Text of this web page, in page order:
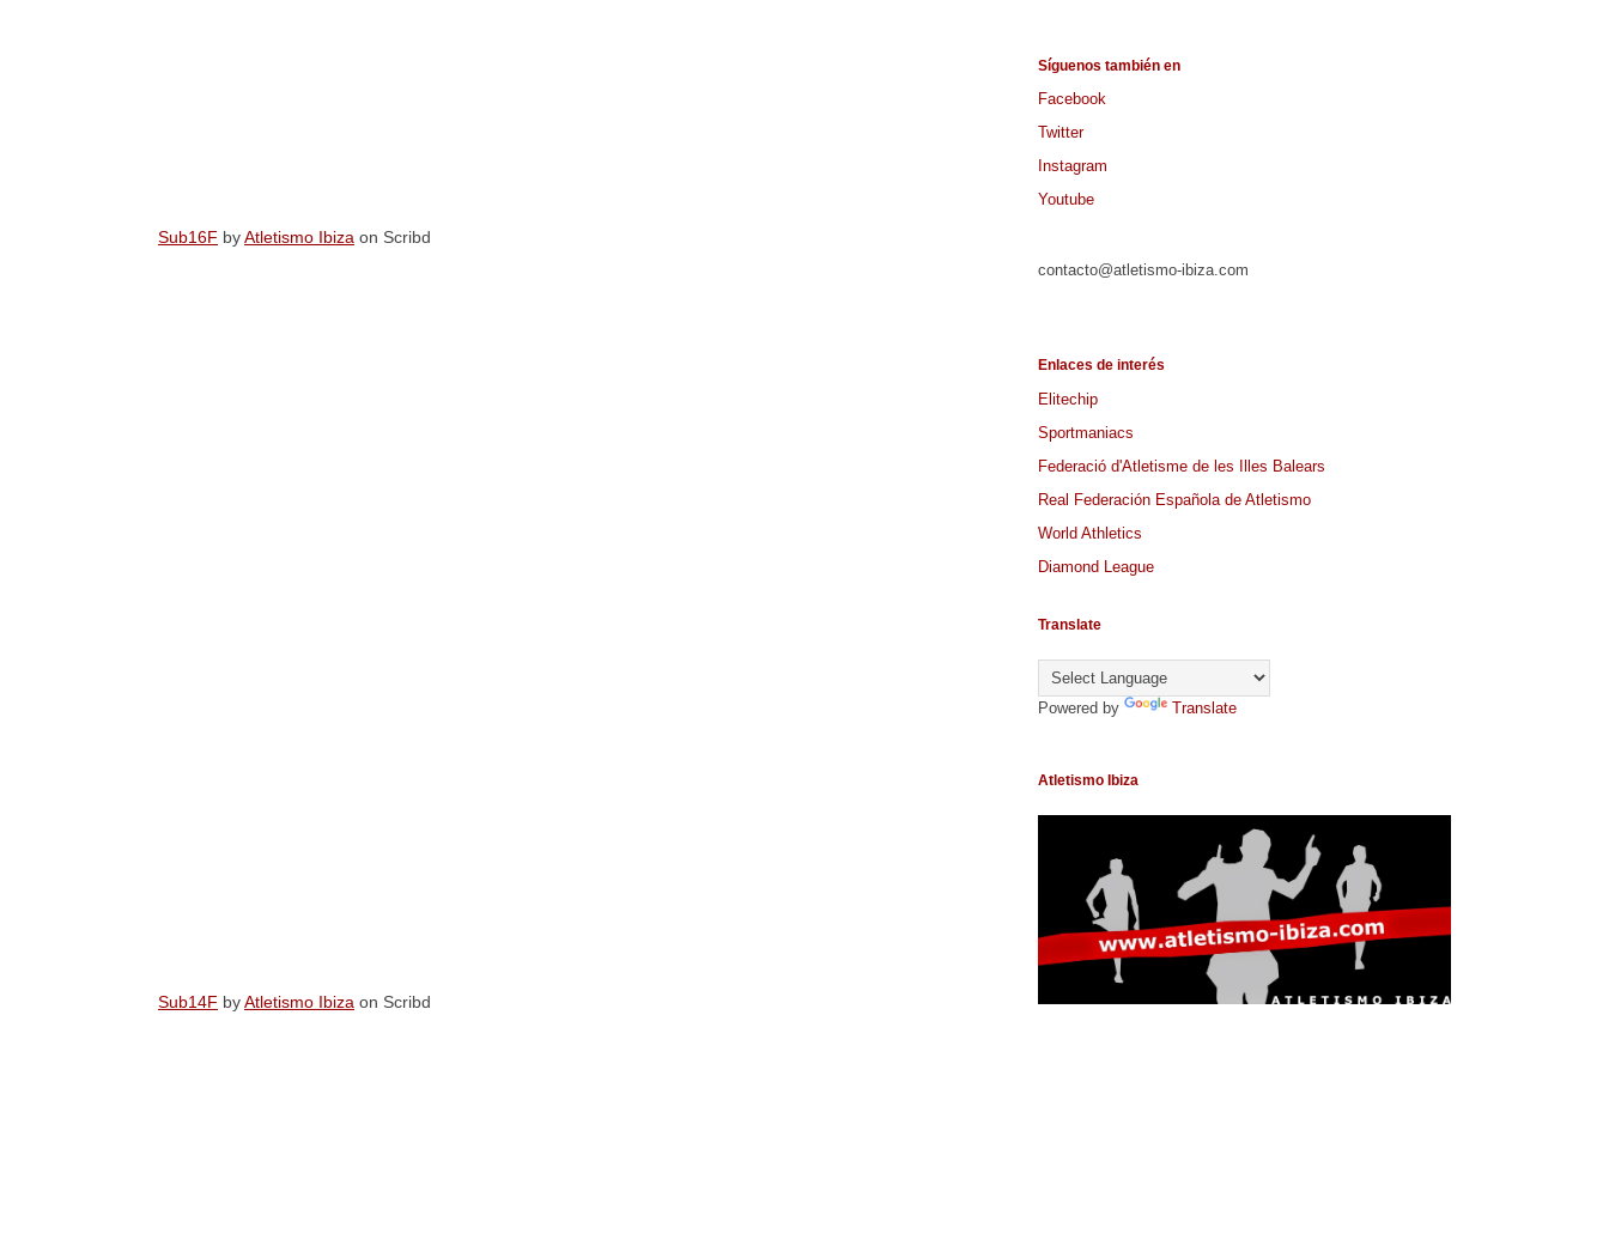
Sub16F byAtletismo Ibiza on Scribd
Sub14F byAtletismo Ibiza on Scribd
Síguenos también en
Facebook
Twitter
Instagram
Youtube
contacto@atletismo-ibiza.com
Enlaces de interés
Elitechip
Sportmaniacs
Federació d'Atletisme de les Illes Balears
Real Federación Española de Atletismo
World Athletics
Diamond League
Translate
Powered by Translate
Atletismo Ibiza